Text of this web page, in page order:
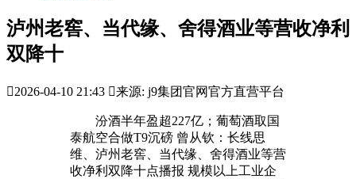
泸州老窖、当代缘、舍得酒业等营收净利
双降十
2026-04-10 21:43 来源: j9集团官网官方直营平台
汾酒半年盈超227亿；葡萄酒取国
泰航空合做T9沉磅 曾从钦：长线思
维、泸州老窖、当代缘、舍得酒业等营
收净利双降十点播报 规模以上工业企